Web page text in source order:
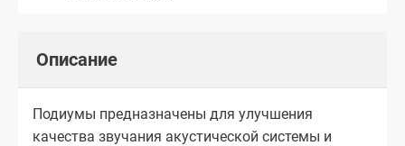
Описание
Подиумы предназначены для улучшения
качества звучания акустической системы и